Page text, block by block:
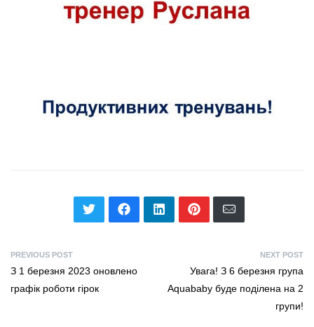
PREVIOUS POST
З 1 березня 2023 оновлено
графік роботи гірок
NEXT POST
Увага! З 6 березня група
Aquababy буде поділена на 2
групи!